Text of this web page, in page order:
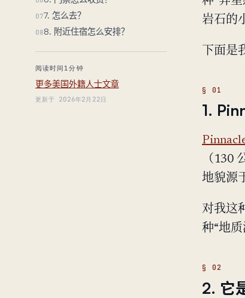
077. 怎么去？
088. 附近住宿怎么安排？
阅读时间1分钟
更多美国外籍人士文章
更新于 2026年2月22日
岩石的
下面是
1.
（130
地貌源
对我这
种“地质
2. 它